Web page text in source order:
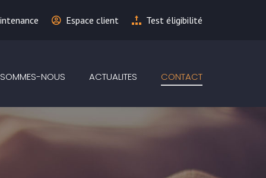
Espace client Test éligibilité
NOUS ACTUALITES CONTACT